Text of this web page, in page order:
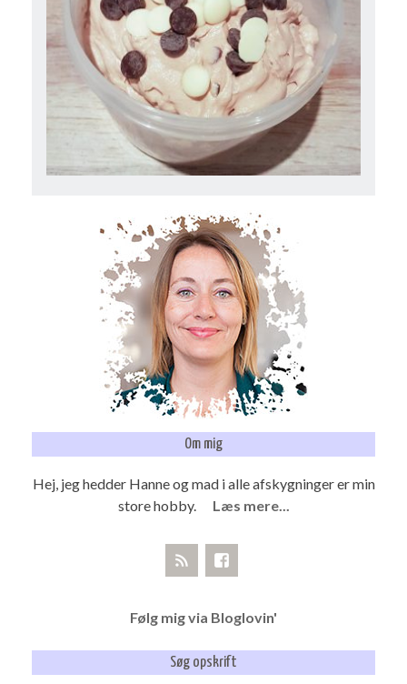
Om mig
Hej, jeg hedder Hanne og mad i alle afskygninger er min
store hobby. Læs mere...
Følg mig via Bloglovin'
Søg opskrift